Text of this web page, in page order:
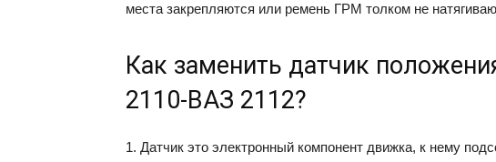
места закрепляются или ремень ГРМ толком не
Как заменить датчик
2110-ВАЗ 2112?
1. Датчик это электронный компонент движка, к нему